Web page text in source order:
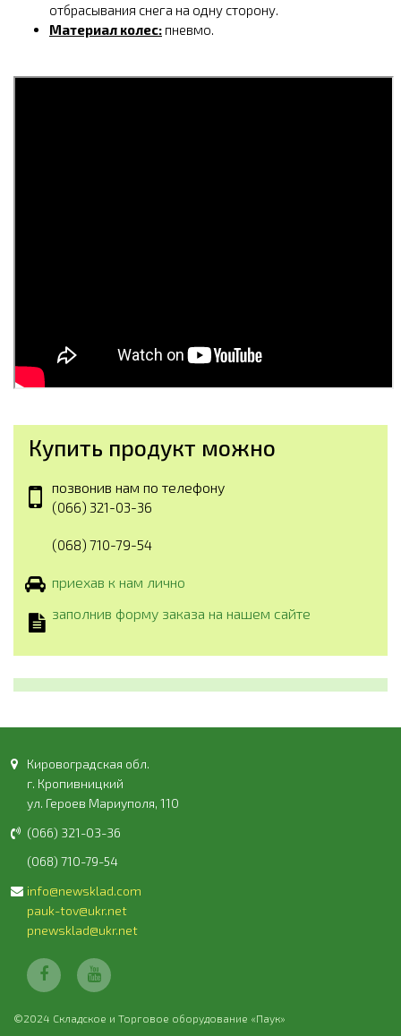
отбрасывания снега на одну сторону.
Материал колес: пневмо.
Купить продукт можно
позвонив нам по телефону
(066) 321-03-36
(068) 710-79-54
приехав к нам лично
заполнив форму заказа на нашем сайте
Кировоградская обл.
г. Кропивницкий
ул. Героев Мариуполя, 110
(066) 321-03-36
(068) 710-79-54
info@newsklad.com
pauk-tov@ukr.net
pnewsklad@ukr.net
©2024 Складское и Торговое оборудование «Паук»